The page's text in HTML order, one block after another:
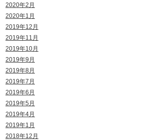
2020年2月
2020年1月
2019年12月
2019年11月
2019年10月
2019年9月
2019年8月
2019年7月
2019年6月
2019年5月
2019年4月
2019年1月
2018年12月